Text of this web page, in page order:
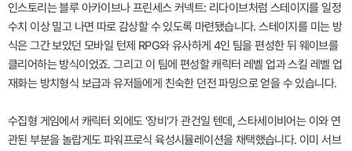
인스토리는 블루 아카이브나 프린세스 커넥트: 리다이브처럼 스테이지를 일정
수치 이상 밀고 나면 따로 감상할 수 있도록 마련됐습니다. 스테이지를 미는 방
식은 그간 보았던 모바일 턴제 RPG와 유사하게 4인 팀을 편성한 뒤 웨이브를
클리어하는 방식이었죠. 그리고 이 팀에 편성할 캐릭터 레벨 업과 스킬 레벨 업
재화는 방치형식 보급과 유저들에게 친숙한 던전 파밍으로 얻을 수 있습니다.
수집형 게임에서 캐릭터 외에도 '장비'가 관건일 텐데, 스타세이비어는 이와 연
관된 부분을 놀랍게도 파워프로식 육성시뮬레이션을 채택했습니다. 이미 서브